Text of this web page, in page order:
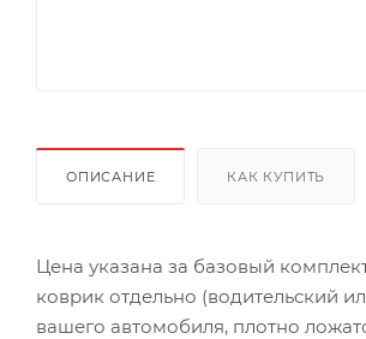
ОПИСАНИЕ КАК КУПИТЬ
Цена указана за базовый
коврик отдельно (водительский
вашего автомобиля, плотно